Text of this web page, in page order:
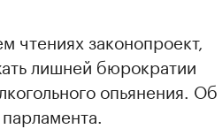
чтениях законопроект,
лишней бюрократии
опьянения. Об